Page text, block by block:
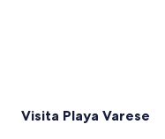
Visita Playa Varese